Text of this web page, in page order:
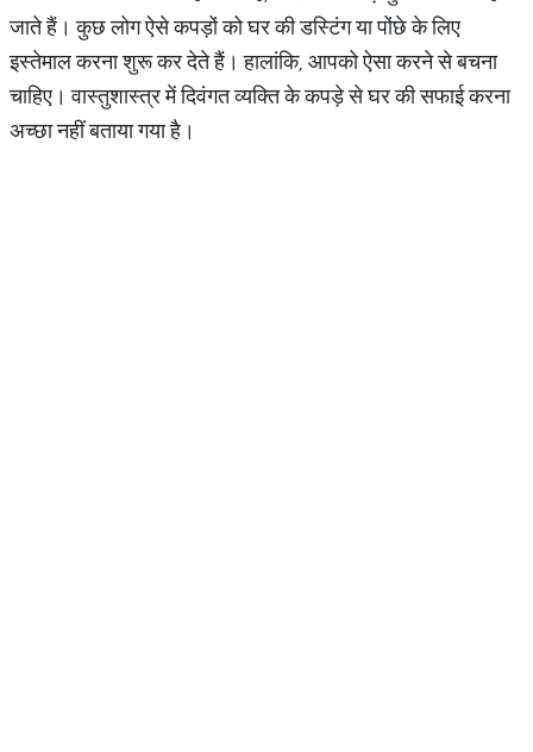
जाते हैं। कुछ लोग ऐसे कपड़ों को घर की डस्टिंग या पोंछे के लिए
इस्तेमाल करना शुरू कर देते हैं। हालांकि, आपको ऐसा करने से बचना
चाहिए। वास्तुशास्त्र में दिवंगत व्यक्ति के कपड़े से घर की सफाई करना
अच्छा नहीं बताया गया है।